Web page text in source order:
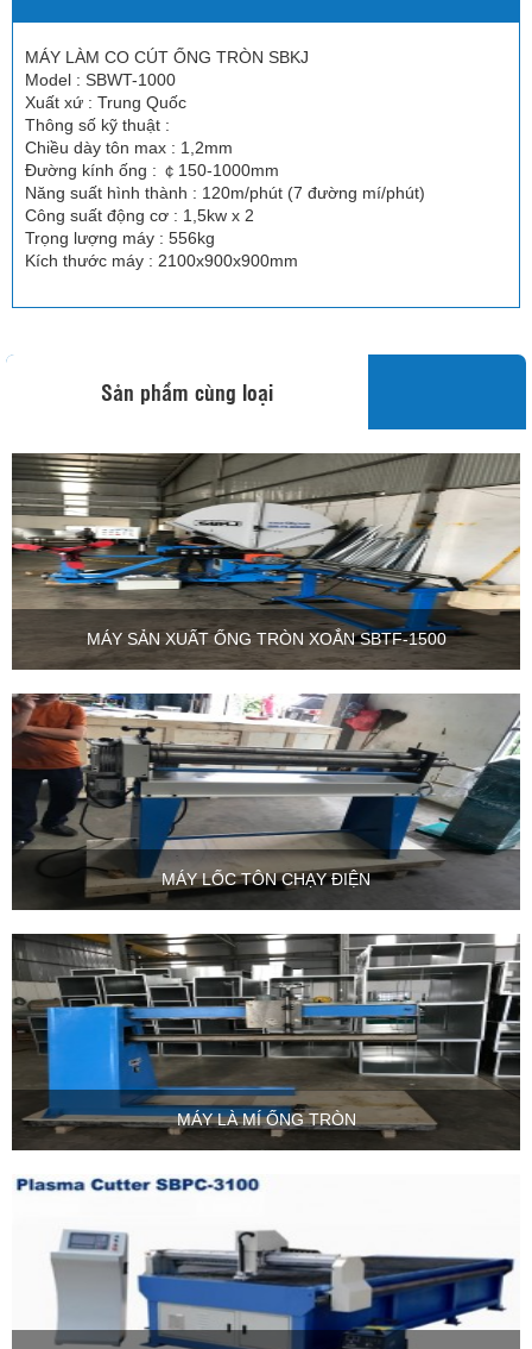
MÁY LÀM CO CÚT ỐNG TRÒN SBKJ
Model : SBWT-1000
Xuất xứ : Trung Quốc
Thông số kỹ thuật :
Chiều dày tôn max : 1,2mm
Đường kính ống : ￠150-1000mm
Năng suất hình thành : 120m/phút (7 đường mí/phút)
Công suất động cơ : 1,5kw x 2
Trọng lượng máy : 556kg
Kích thước máy : 2100x900x900mm
Sản phẩm cùng loại
MÁY SẢN XUẤT ỐNG TRÒN XOẮN SBTF-1500
MÁY LỐC TÔN CHẠY ĐIỆN
MÁY LÀ MÍ ỐNG TRÒN